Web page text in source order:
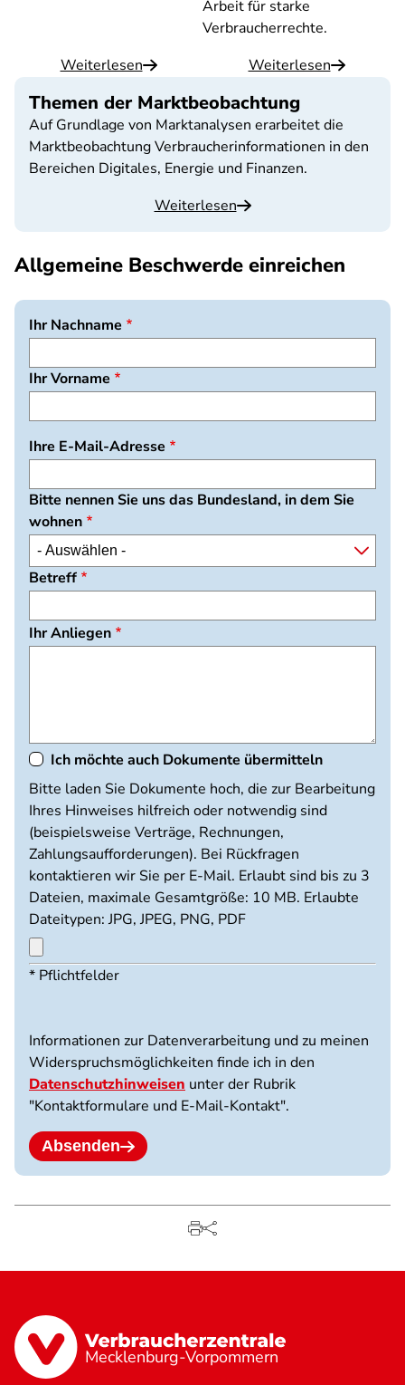
Weiterlesen
Arbeit für starke
Verbraucherrechte.
Weiterlesen
Themen der Marktbeobachtung
Auf Grundlage von Marktanalysen erarbeitet die
Marktbeobachtung Verbraucherinformationen in den
Bereichen Digitales, Energie und Finanzen.
Weiterlesen
Allgemeine Beschwerde einreichen
Ihr Nachname
Ihr Vorname
Ihre E-Mail-Adresse
Bitte nennen Sie uns das Bundesland, in dem Sie
wohnen
Betreff
Ihr Anliegen
Ich möchte auch Dokumente übermitteln
Dokumente
hochladen
Bitte laden Sie Dokumente hoch, die zur Bearbeitung
Ihres Hinweises hilfreich oder notwendig sind
(beispielsweise Verträge, Rechnungen,
Zahlungsaufforderungen). Bei Rückfragen
kontaktieren wir Sie per E-Mail. Erlaubt sind bis zu 3
Dateien, maximale Gesamtgröße: 10 MB. Erlaubte
Dateitypen: JPG, JPEG, PNG, PDF
Maximal
möglich.
10
MB
Limit.
Erlaubte
jpg
jpeg
pdf.
* Pflichtfelder
Informationen zur Datenverarbeitung und zu meinen
Widerspruchsmöglichkeiten finde ich in den
Datenschutzhinweisen unter der Rubrik
"Kontaktformulare und E-Mail-Kontakt".
Absenden
Mecklenburg-Vorpommern